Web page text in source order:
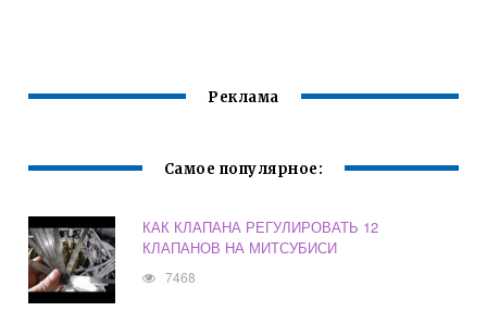
Реклама
Самое популярное:
КАК КЛАПАНА РЕГУЛИРОВАТЬ 12
КЛАПАНОВ НА МИТСУБИСИ
7468